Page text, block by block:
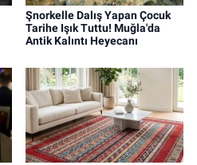
Şnorkelle Dalış Yapan Çocuk
Tarihe Işık Tuttu! Muğla'da
Antik Kalıntı Heyecanı